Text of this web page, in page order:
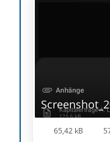
65,42 kB